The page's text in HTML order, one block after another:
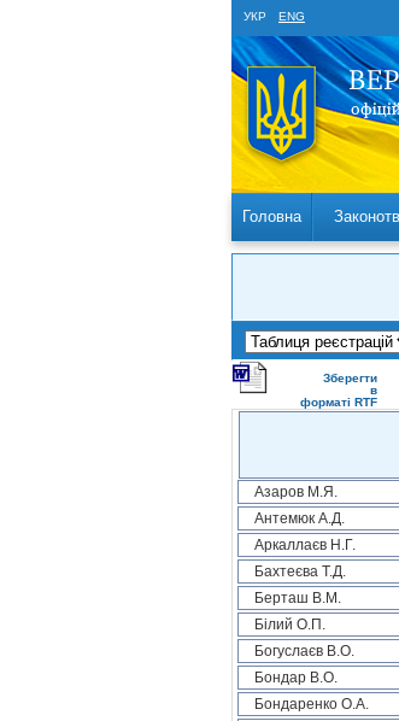
УКР ENG
Головна
Зберегти
в
форматі RTF
Азаров М.Я.
Антемюк А.Д.
Аркаллаєв Н.Г.
Бахтеєва Т.Д.
Берташ В.М.
Білий О.П.
Богуслаєв В.О.
Бондар В.О.
Бондаренко О.А.